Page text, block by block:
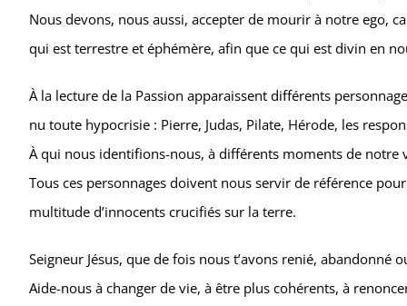
Nous devons, nous aussi, accepter de mourir à notre ego,
qui est terrestre et éphémère, afin que ce qui est divin en
À la lecture de la Passion apparaissent différents
nu toute hypocrisie : Pierre, Judas, Pilate, Hérode, les
À qui nous identifions-nous, à différents moments de notre
Tous ces personnages doivent nous servir de référence
multitude d’innocents crucifiés sur la terre.
Seigneur Jésus, que de fois nous t’avons renié, abandonné
Aide-nous à changer de vie, à être plus cohérents, à